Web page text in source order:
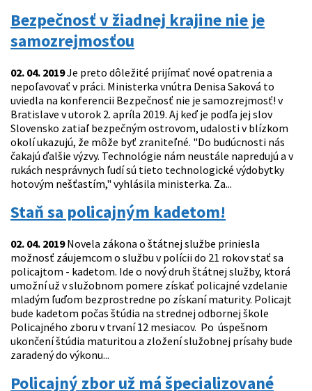
Bezpečnosť v žiadnej krajine nie je
samozrejmosťou
02. 04. 2019Je preto dôležité prijímať nové opatrenia a
nepoľavovať v práci. Ministerka vnútra Denisa Saková to
uviedla na konferencii Bezpečnosť nie je samozrejmosť! v
Bratislave v utorok 2. apríla 2019. Aj keď je podľa jej slov
Slovensko zatiaľ bezpečným ostrovom, udalosti v blízkom
okolí ukazujú, že môže byť zraniteľné. "Do budúcnosti nás
čakajú ďalšie výzvy. Technológie nám neustále napredujú a v
rukách nesprávnych ľudí sú tieto technologické výdobytky
hotovým nešťastím," vyhlásila ministerka. Za...
Staň sa policajným kadetom!
02. 04. 2019Novela zákona o štátnej službe priniesla
možnosť záujemcom o službu v polícii do 21 rokov stať sa
policajtom - kadetom. Ide o nový druh štátnej služby, ktorá
umožní už v služobnom pomere získať policajné vzdelanie
mladým ľuďom bezprostredne po získaní maturity. Policajt
bude kadetom počas štúdia na strednej odbornej škole
Policajného zboru v trvaní 12 mesiacov. Po úspešnom
ukončení štúdia maturitou a zložení služobnej prísahy bude
zaradený do výkonu...
Policajný zbor už má špecializované